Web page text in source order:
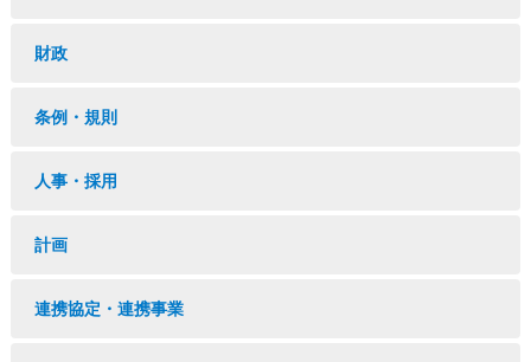
財政
条例・規則
人事・採用
計画
連携協定・連携事業